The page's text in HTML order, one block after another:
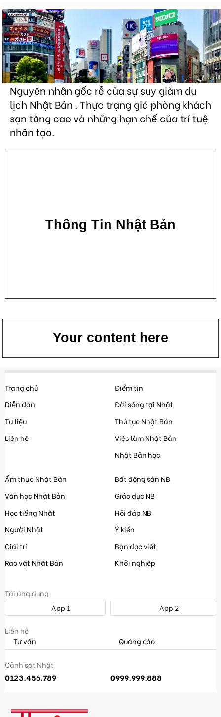
Nguyên nhân gốc rễ của sự suy giảm du
lịch Nhật Bản . Thực trạng giá phòng khách
sạn tăng cao và những hạn chế của trí tuệ
nhân tạo.
Thông Tin Nhật Bản
Your content here
Trang chủ
Diễn đàn
Tư liệu
Liên hệ
Điểm tin
Đời sống tại Nhật
Thủ tục Nhật Bản
Việc làm Nhật Bản
Nhật Bản học
Ẩm thực Nhật Bản
Văn học Nhật Bản
Học tiếng Nhật
Người Nhật
Giải trí
Rao vặt Nhật Bản
Bất động sản NB
Giáo dục NB
Hỏi đáp NB
Ý kiến
Bạn đọc viết
Khởi nghiệp
Tải ứng dụng
App 1
App 2
Liên hệ
Tư vấn
Quảng cáo
Cảnh sát Nhật
0123.456.789 0999.999.888